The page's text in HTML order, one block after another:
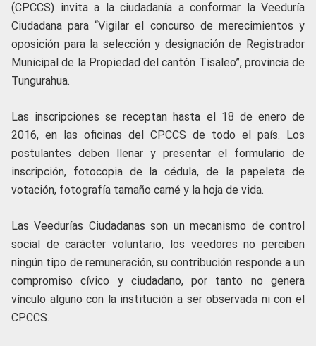
(CPCCS) invita a la ciudadanía a conformar la Veeduría
Ciudadana para “Vigilar el concurso de merecimientos y
oposición para la selección y designación de Registrador
Municipal de la Propiedad del cantón Tisaleo”, provincia de
Tungurahua.
Las inscripciones se receptan hasta el 18 de enero de
2016, en las oficinas del CPCCS de todo el país. Los
postulantes deben llenar y presentar el formulario de
inscripción, fotocopia de la cédula, de la papeleta de
votación, fotografía tamaño carné y la hoja de vida.
Las Veedurías Ciudadanas son un mecanismo de control
social de carácter voluntario, los veedores no perciben
ningún tipo de remuneración, su contribución responde a un
compromiso cívico y ciudadano, por tanto no genera
vínculo alguno con la institución a ser observada ni con el
CPCCS.